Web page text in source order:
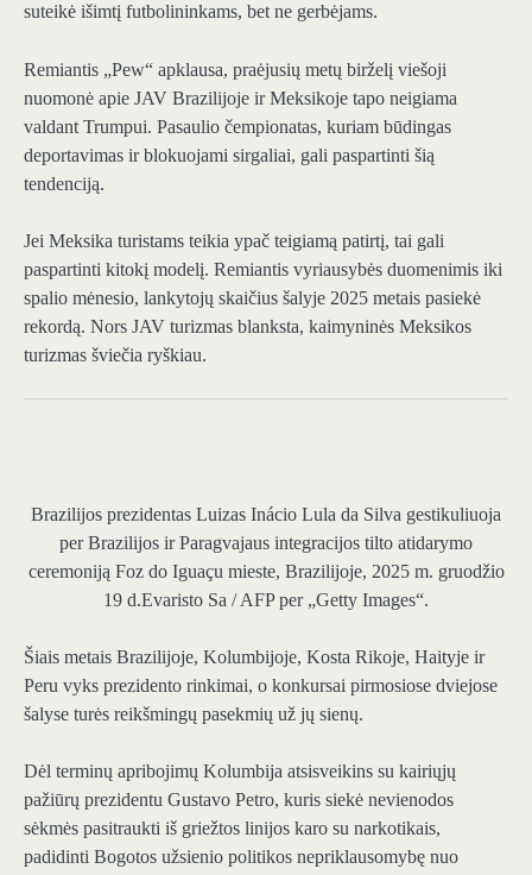
suteikė išimtį futbolininkams, bet ne gerbėjams.
Remiantis „Pew“ apklausa, praėjusių metų birželį viešoji
nuomonė apie JAV Brazilijoje ir Meksikoje tapo neigiama
valdant Trumpui. Pasaulio čempionatas, kuriam būdingas
deportavimas ir blokuojami sirgaliai, gali paspartinti šią
tendenciją.
Jei Meksika turistams teikia ypač teigiamą patirtį, tai gali
paspartinti kitokį modelį. Remiantis vyriausybės duomenimis iki
spalio mėnesio, lankytojų skaičius šalyje 2025 metais pasiekė
rekordą. Nors JAV turizmas blanksta, kaimyninės Meksikos
turizmas šviečia ryškiau.
Brazilijos prezidentas Luizas Inácio Lula da Silva gestikuliuoja
per Brazilijos ir Paragvajaus integracijos tilto atidarymo
ceremoniją Foz do Iguaçu mieste, Brazilijoje, 2025 m. gruodžio
19 d.Evaristo Sa / AFP per „Getty Images“.
Šiais metais Brazilijoje, Kolumbijoje, Kosta Rikoje, Haityje ir
Peru vyks prezidento rinkimai, o konkursai pirmosiose dviejose
šalyse turės reikšmingų pasekmių už jų sienų.
Dėl terminų apribojimų Kolumbija atsisveikins su kairiųjų
pažiūrų prezidentu Gustavo Petro, kuris siekė nevienodos
sėkmės pasitraukti iš griežtos linijos karo su narkotikais,
padidinti Bogotos užsienio politikos nepriklausomybę nuo